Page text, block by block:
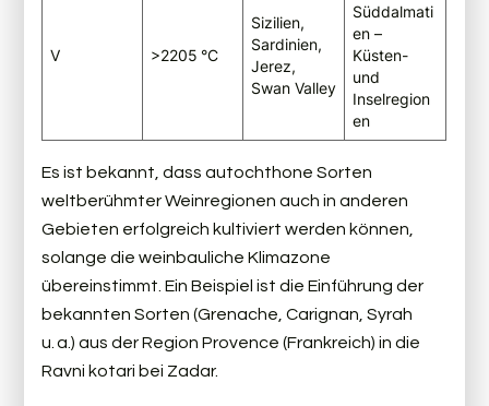
V >2205 °C
Sizilien,
Sardinien,
Jerez,
Swan Valley
Süddalmati
en –
Küsten-
und
Inselregion
en
Es ist bekannt, dass autochthone Sorten
weltberühmter Weinregionen auch in anderen
Gebieten erfolgreich kultiviert werden können,
solange die weinbauliche Klimazone
übereinstimmt. Ein Beispiel ist die Einführung der
bekannten Sorten (Grenache, Carignan, Syrah
u. a.) aus der Region Provence (Frankreich) in die
Ravni kotari bei Zadar.